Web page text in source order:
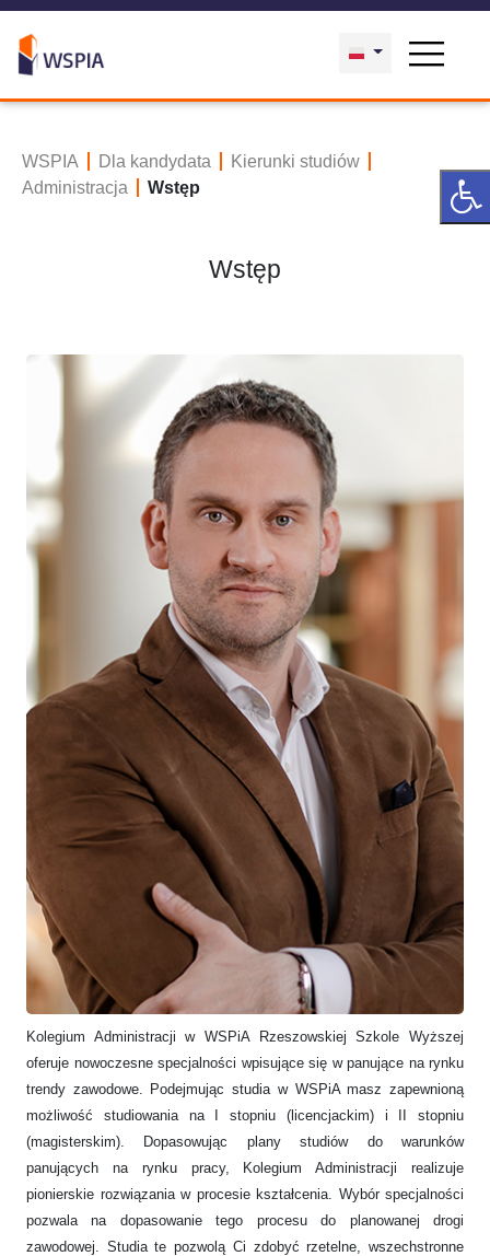
WSPIA Dla kandydata
Kierunki studiów
Administracja
Wstęp
Wstęp
Kolegium Administracji w WSPiA Rzeszowskiej Szkole Wyższej
oferuje nowoczesne specjalności wpisujące się w panujące na rynku
trendy zawodowe. Podejmując studia w WSPiA masz zapewnioną
możliwość studiowania na I stopniu (licencjackim) i II stopniu
(magisterskim). Dopasowując plany studiów do warunków
panujących na rynku pracy, Kolegium Administracji realizuje
pionierskie rozwiązania w procesie kształcenia. Wybór specjalności
pozwala na dopasowanie tego procesu do planowanej drogi
zawodowej. Studia te pozwolą Ci zdobyć rzetelne, wszechstronne